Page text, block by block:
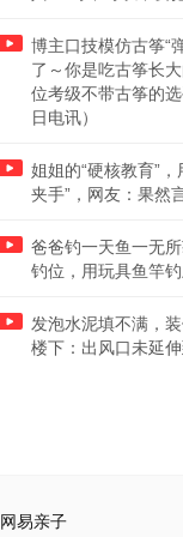
博主口技模仿古筝“
了～你是吃古筝长
位考级不带古筝的
日电讯）
姐姐的“硬核教育”
夹手”，网友：果然
爸爸钓一天鱼一无
钓位，用玩具鱼竿
发泡水泥填不满，
楼下：出风口未延
网易亲子